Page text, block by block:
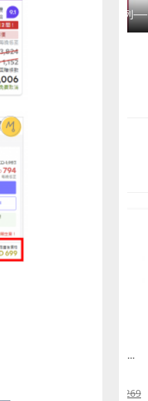
童心探秘澳門的“中國第一”系列──
日本 Yohome 仿生 UVA光誘電觸滅可放掛立有線無線兩用光感滅蚊機 PRO 2.0 (需訂貨)
$269